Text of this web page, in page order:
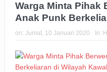
Warga Minta Pihak
Anak Punk
on: Jumat, 10 Januari 2020 In: